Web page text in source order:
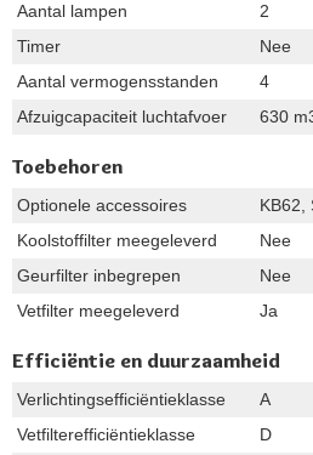
Aantal lampen
2
Timer
Nee
Aantal vermogensstanden
4
Afzuigcapaciteit luchtafvoer
630
Toebehoren
Optionele accessoires
KB62,
Koolstoffilter meegeleverd
Nee
Geurfilter inbegrepen
Nee
Vetfilter meegeleverd
Ja
Efficiëntie en duurzaamheid
Verlichtingsefficiëntieklasse
A
Vetfilterefficiëntieklasse
D